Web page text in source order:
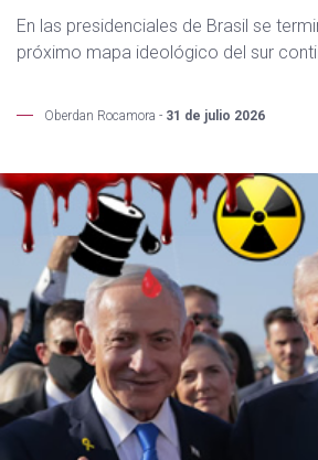
En las presidenciales de Brasil se
próximo mapa ideológico del sur
Oberdan Rocamora - 31 de julio 2026